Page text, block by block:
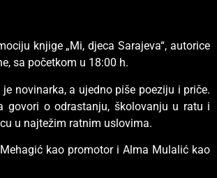
knjige „Mi, djeca Sarajeva“, autorice
sa početkom u 18:00 h.
novinarka, a ujedno piše poeziju i priče.
govori o odrastanju, školovanju u ratu i
u najtežim ratnim uslovima.
kao promotor i Alma Mulalić kao